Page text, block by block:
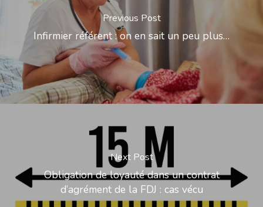
Previous Post
Infirmier référent : on en sait un peu plus…
Next Post
Obligation de loyauté dans un contrat
d’agrément de la FDJ : cas vécu